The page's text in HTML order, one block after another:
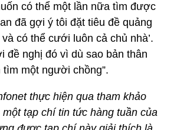
có thể một lần nữa tìm được
đã gợi ý tôi đặt tiêu đề quảng
và có thể cưới luôn cả chủ nhà’.
đề nghị đó vì dù sao bản thân
một người chồng”.
thực hiện qua tham khảo
tạp chí tin tức hàng tuần của